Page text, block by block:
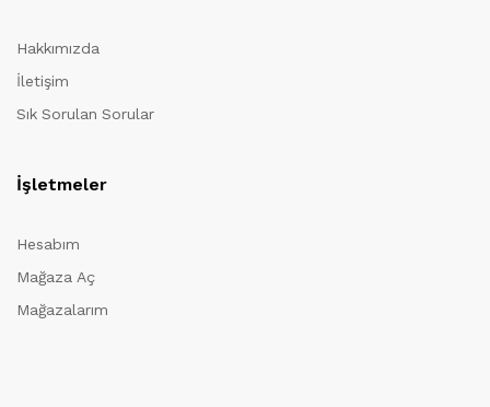
Hakkımızda
İletişim
Sık Sorulan Sorular
İşletmeler
Hesabım
Mağaza Aç
Mağazalarım